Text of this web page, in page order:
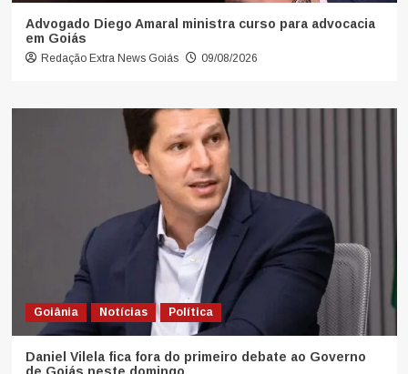
Advogado Diego Amaral ministra curso para advocacia
em Goiás
Redação Extra News Goiás 09/08/2026
Goiânia Notícias Política
Daniel Vilela fica fora do primeiro debate ao Governo
de Goiás neste domingo